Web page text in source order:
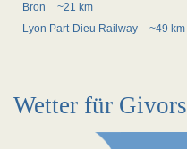
Bron
~21 km
Lyon Part-Dieu Railway
~49 km
Wetter für Givors